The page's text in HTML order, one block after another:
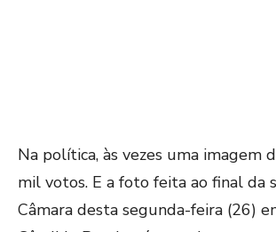
Na política, às vezes uma imagem
mil votos. E a foto feita ao final da
Câmara desta segunda-feira (26)